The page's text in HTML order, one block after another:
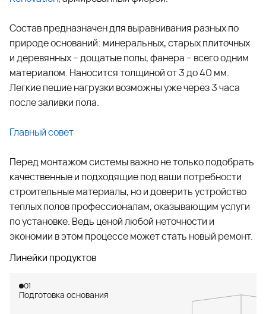
Состав предназначен для выравнивания разных по
природе оснований: минеральных, старых плиточных
и деревянных – дощатые полы, фанера – всего одним
материалом. Наносится толщиной от 3 до 40 мм.
Легкие пешие нагрузки возможны уже через 3 часа
после заливки пола.
Главный совет
Перед монтажом системы важно не только подобрать
качественные и подходящие под ваши потребности
строительные материалы, но и доверить устройство
теплых полов профессионалам, оказывающим услуги
по установке. Ведь ценой любой неточности и
экономии в этом процессе может стать новый ремонт.
Линейки продуктов
01
Подготовка основания